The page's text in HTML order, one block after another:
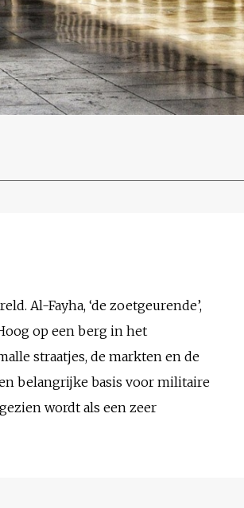
Al-Fayha, ‘de zoetgeurende’,
op een berg in het
straatjes, de markten en de
belangrijke basis voor militaire
wordt als een zeer